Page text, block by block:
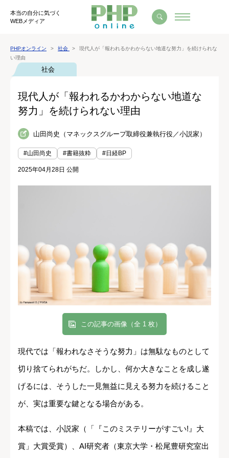
本当の自分に気づく
WEBメディア
PHPオンライン 社会
現代人が「報われるかわからない地道な努力」を続けられな
い理由
社会
現代人が「報われるかわからない地道な
努力」を続けられない理由
山田尚史（マネックスグループ取締役兼執行役／小説家）
#山田尚史 #書籍抜粋 #日経BP
2025年04月28日 公開
この記事の画像（全 1 枚）
現代では「報われなさそうな努力」は無駄なものとして
切り捨てられがちだ。しかし、何か大きなことを成し遂
げるには、そうした一見無益に見える努力を続けること
が、実は重要な鍵となる場合がある。
本稿では、小説家（「『このミステリーがすごい!』大
賞」大賞受賞）、AI研究者（東京大学・松尾豊研究室出